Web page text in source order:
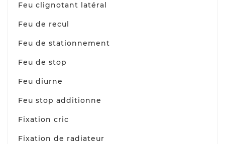
Feu clignotant latéral
Feu de recul
Feu de stationnement
Feu de stop
Feu diurne
Feu stop additionne
Fixation cric
Fixation de radiateur